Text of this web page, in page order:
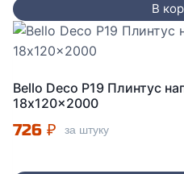
В
Bello Deco P19 Плинтус
18x120x2000
726 ₽ за штуку